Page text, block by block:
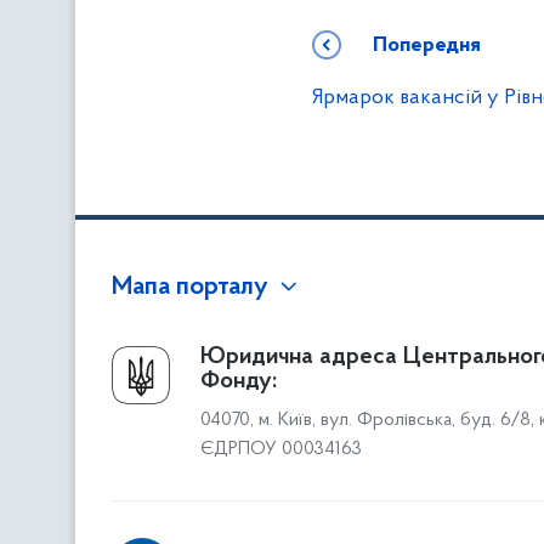
Попередня
Ярмарок вакансій у
Мапа порталу
Про Фонд
Керівництво
Структура Фонду
Територіальні відділення
Юридична адреса
Фонду:
04070, м. Київ, вул. Фролівська, буд. 6/8,
ЄДРПОУ 00034163